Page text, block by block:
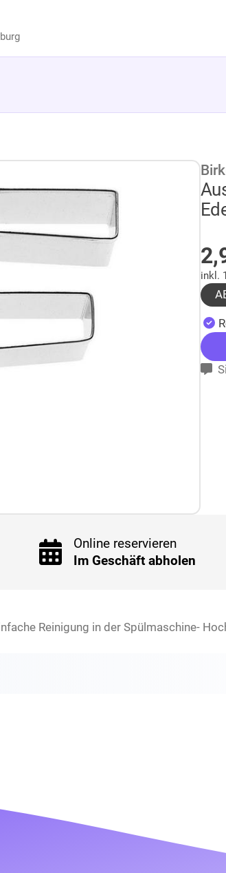
inkl.
Online reservieren
Im Geschäft abholen
Reinigung in der Spülmaschine-